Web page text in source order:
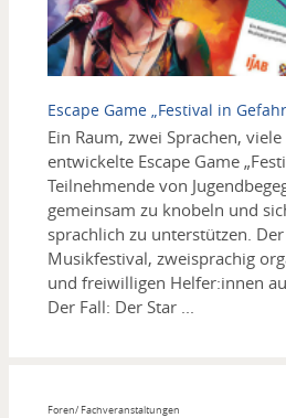
Escape Game „Festival in
Ein Raum, zwei Sprachen,
entwickelte Escape Game
Teilnehmende von
gemeinsam zu knobeln und
sprachlich zu unterstützen.
Musikfestival, zweisprachig
und freiwilligen Helfer:innen
Der Fall: Der Star ...
Foren/ Fachveranstaltungen